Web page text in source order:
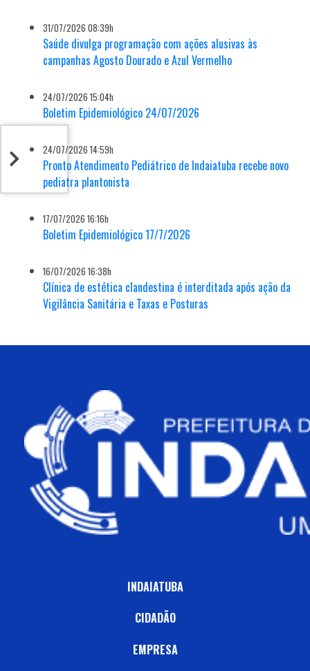
31/07/2026 08:39h
Saúde divulga programação com ações alusivas às
campanhas Agosto Dourado e Azul Vermelho
24/07/2026 15:04h
Boletim Epidemiológico 24/07/2026
24/07/2026 14:59h
Pronto Atendimento Pediátrico de Indaiatuba recebe novo
pediatra plantonista
17/07/2026 16:16h
Boletim Epidemiológico 17/7/2026
16/07/2026 16:38h
Clínica de estética clandestina é interditada após ação da
Vigilância Sanitária e Taxas e Posturas
INDAIATUBA
CIDADÃO
EMPRESA